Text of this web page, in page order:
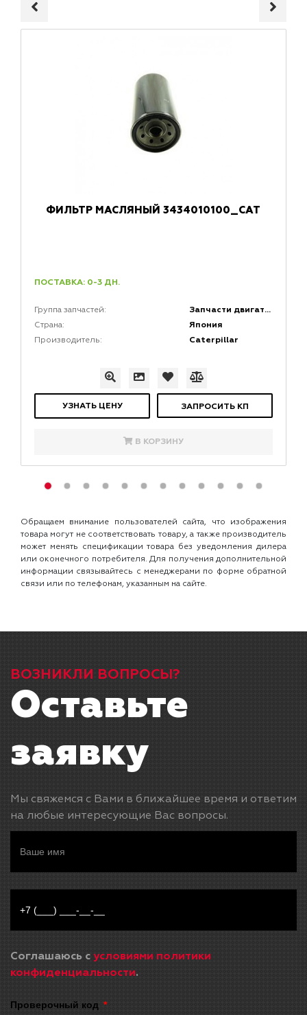
ФИЛЬТР МАСЛЯНЫЙ 3434010100_CAT
ПОСТАВКА: 0-3 ДН.
Группа запчастей: Запчасти двигателей
Страна: Япония
Производитель: Caterpillar
УЗНАТЬ ЦЕНУ ЗАПРОСИТЬ КП
В КОРЗИНУ
Обращаем внимание пользователей сайта, что изображения
товара могут не соответствовать товару, а также производитель
может менять спецификации товара без уведомления дилера
или оконечного потребителя. Для получения дополнительной
информации связывайтесь с менеджерами по форме обратной
связи или по телефонам, указанным на сайте.
ВОЗНИКЛИ ВОПРОСЫ?
Оставьте
заявку
Мы свяжемся с Вами в ближайшее время и ответим
на любые интересующие Вас вопросы.
Соглашаюсь с условиями политики
конфиденциальности.
Проверочный код